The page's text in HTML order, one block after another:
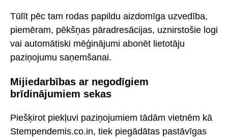
Tūlīt pēc tam rodas papildu aizdomīga uzvedība,
piemēram, pēkšņas pāradresācijas, uznirstošie logi
vai automātiski mēģinājumi abonēt lietotāju
paziņojumu saņemšanai.
Mijiedarbības ar negodīgiem
brīdinājumiem sekas
Piešķirot piekļuvi paziņojumiem tādām vietnēm kā
Stempendemis.co.in, tiek piegādātas pastāvīgas